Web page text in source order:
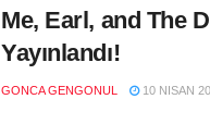
Me, Earl, and The
Yayınlandı!
GONCA GENGONUL 10 NISAN